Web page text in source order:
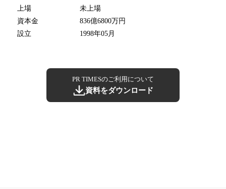
上場
未上場
資本金
836億6800万円
設立
1998年05月
PR TIMESのご利用について
資料をダウンロード